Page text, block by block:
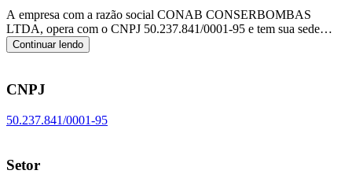
A empresa com a razão social CONAB CONSERBOMBAS
LTDA, opera com o CNPJ 50.237.841/0001-95 e tem sua sede
localizada em Sao Paulo/SP.
comércio varejista de materiais hidráulicos, de acordo com o código
Continuar lendo
CNPJ
50.237.841/0001-95
Setor